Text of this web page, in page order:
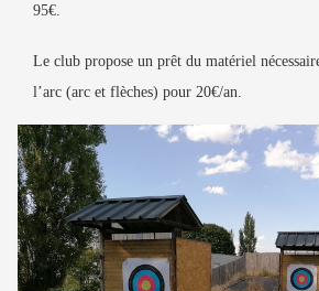
95€.
Le club propose un prêt du matériel
l’arc (arc et flèches) pour 20€/an.